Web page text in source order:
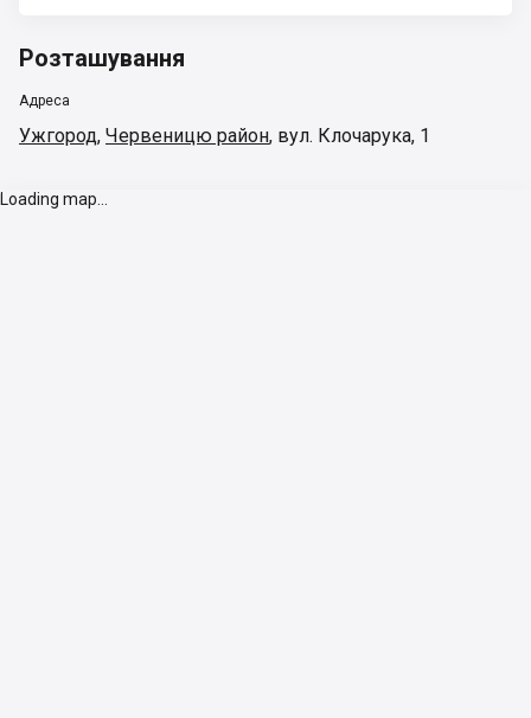
Розташування
Адреса
Ужгород, Червеницю район, вул. Клочарука, 1
Loading map...